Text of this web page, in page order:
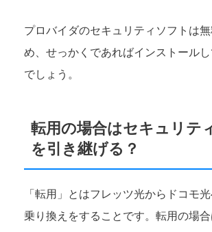
プロバイダのセキュリティソフトは
め、せっかくであればインストール
でしょう。
転用の場合はセキュリテ
を引き継げる？
「転用」とはフレッツ光からドコモ
乗り換えをすることです。転用の場